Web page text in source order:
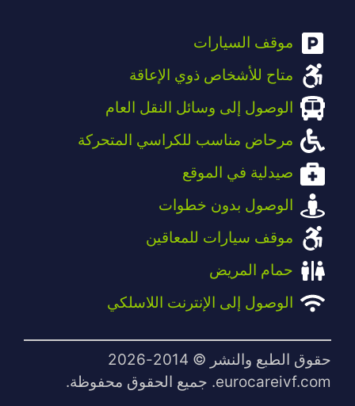
موقف السيارات
متاح للأشخاص ذوي الإعاقة
الوصول إلى وسائل النقل العام
مرحاض مناسب للكراسي المتحركة
صيدلية في الموقع
الوصول بدون خطوات
موقف سيارات للمعاقين
حمام المريض
الوصول إلى الإنترنت اللاسلكي
حقوق الطبع والنشر © 2014-2026
eurocareivf.com. جميع الحقوق محفوظة.